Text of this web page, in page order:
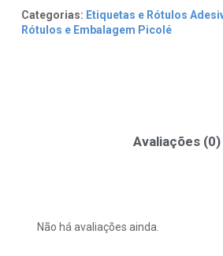
Categorias: Etiquetas e Rótulos
Rótulos e Embalagem Picolé
Avaliações (0)
Não há avaliações ainda.